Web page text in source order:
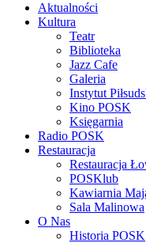
Aktualności
Kultura
Teatr
Biblioteka
Jazz Cafe
Galeria
Instytut
Kino POSK
Księgarnia
Radio POSK
Restauracja
Restauracja
POSKlub
Kawiarnia
Sala Malinowa
O Nas
Historia POSK